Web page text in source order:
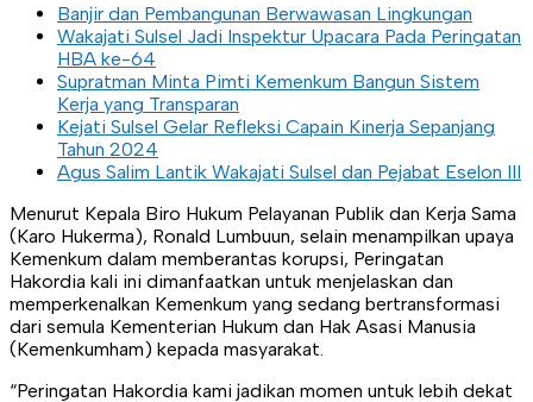
Banjir dan Pembangunan Berwawasan Lingkungan
Wakajati Sulsel Jadi Inspektur Upacara Pada Peringatan
HBA ke-64
Supratman Minta Pimti Kemenkum Bangun Sistem
Kerja yang Transparan
Kejati Sulsel Gelar Refleksi Capain Kinerja Sepanjang
Tahun 2024
Agus Salim Lantik Wakajati Sulsel dan Pejabat Eselon III
Menurut Kepala Biro Hukum Pelayanan Publik dan Kerja Sama
(Karo Hukerma), Ronald Lumbuun, selain menampilkan upaya
Kemenkum dalam memberantas korupsi, Peringatan
Hakordia kali ini dimanfaatkan untuk menjelaskan dan
memperkenalkan Kemenkum yang sedang bertransformasi
dari semula Kementerian Hukum dan Hak Asasi Manusia
(Kemenkumham) kepada masyarakat.
“Peringatan Hakordia kami jadikan momen untuk lebih dekat